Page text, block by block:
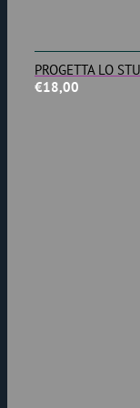
PROGETTA LO
€18,00